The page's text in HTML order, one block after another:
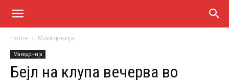
Home Македонија
Македонија
Бејл на клупа вечерва во